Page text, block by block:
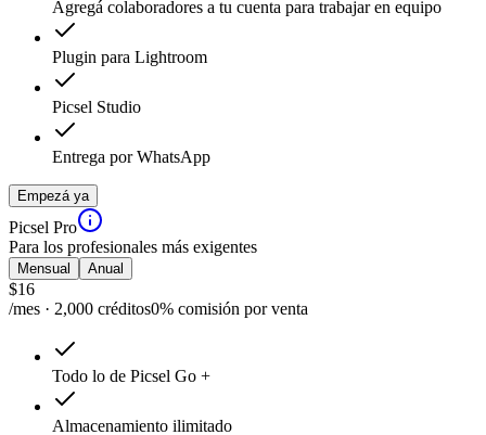
Agregá colaboradores a tu cuenta para trabajar en equipo
Plugin para Lightroom
Picsel Studio
Entrega por WhatsApp
Empezá ya
Picsel Pro
Para los profesionales más exigentes
Mensual Anual
$16
/mes · 2,000 créditos0% comisión por venta
Todo lo de Picsel Go +
Almacenamiento ilimitado